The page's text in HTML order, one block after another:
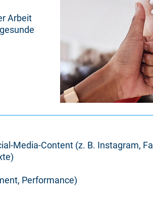
Arbeit
Media-Content (z. B. Instagram,
Performance)